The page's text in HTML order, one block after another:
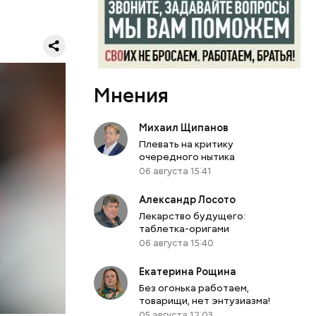
Мнения
Михаил Щипанов
Плевать на критику
очередного нытика
06 августа 15:41
Александр Лосото
Лекарство будущего:
таблетка-оригами
06 августа 15:40
Екатерина Рощина
Без огонька работаем,
товарищи, нет энтузиазма!